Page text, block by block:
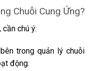
Chuỗi Cung Ứng?
chú ý:
trong quản lý chuỗi
động.